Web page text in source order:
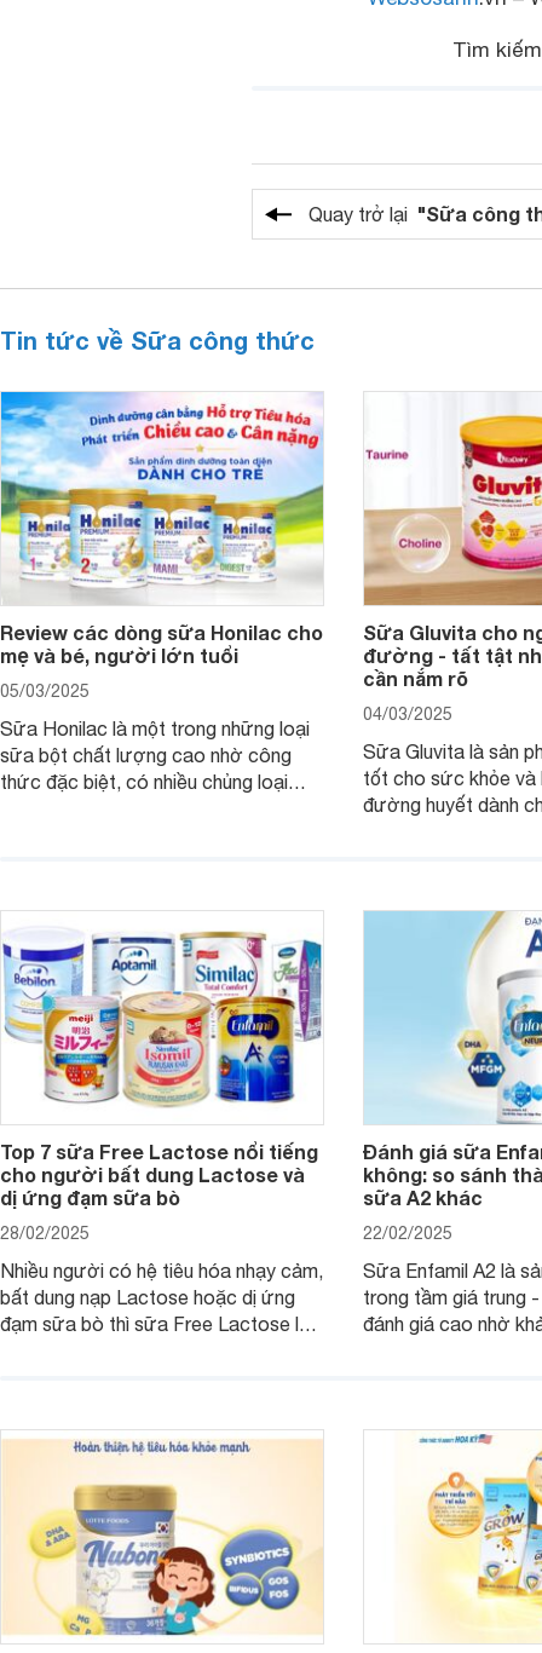
Tìm
Quay trở lại "Sữa công
Tin tức về Sữa công thức
Review các dòng sữa Honilac cho
mẹ và bé, người lớn tuổi
05/03/2025
Sữa Honilac là một trong những loại
sữa bột chất lượng cao nhờ công
thức đặc biệt, có nhiều chủng loại
Sữa Gluvita cho
đường - tất tật
cần nắm rõ
04/03/2025
Sữa Gluvita là sản
tốt cho sức khỏe và
đường huyết dành
thể gì, hãy cùng
hiểu ngay trong bài
Top 7 sữa Free Lactose nổi tiếng
cho người bất dung Lactose và
dị ứng đạm sữa bò
28/02/2025
Nhiều người có hệ tiêu hóa nhạy cảm,
bất dung nạp Lactose hoặc dị ứng
đạm sữa bò thì sữa Free Lactose là
người lớn, giúp giải quyết tình trạng rối
loạn tiêu hóa, hấp thu dễ dàng hơn.
Đánh giá sữa
không: so sánh
sữa A2 khác
22/02/2025
Sữa Enfamil A2 là
trong tầm giá trung
đánh giá cao nhờ
dưỡng toàn diện